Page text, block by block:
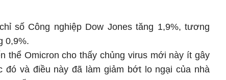
số Công nghiệp Dow Jones tăng 1,9%, tương
0,9%.
thể Omicron cho thấy chủng virus mới này ít gây
và điều này đã làm giảm bớt lo ngại của nhà